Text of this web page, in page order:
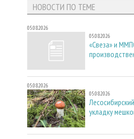
НОВОСТИ ПО ТЕМЕ
05.08.2026
05.08.2026
«Свеза» и
05.08.2026
05.08.2026
укладку